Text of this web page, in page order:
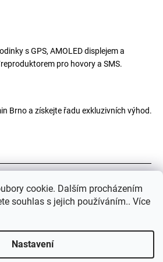
cookie. Dalším procházením
souhlas s jejich používáním.. Více
Nastavení
s GPS, AMOLED displejem a
pro hovory a SMS.
Brno a získejte řadu exkluzivních výhod.